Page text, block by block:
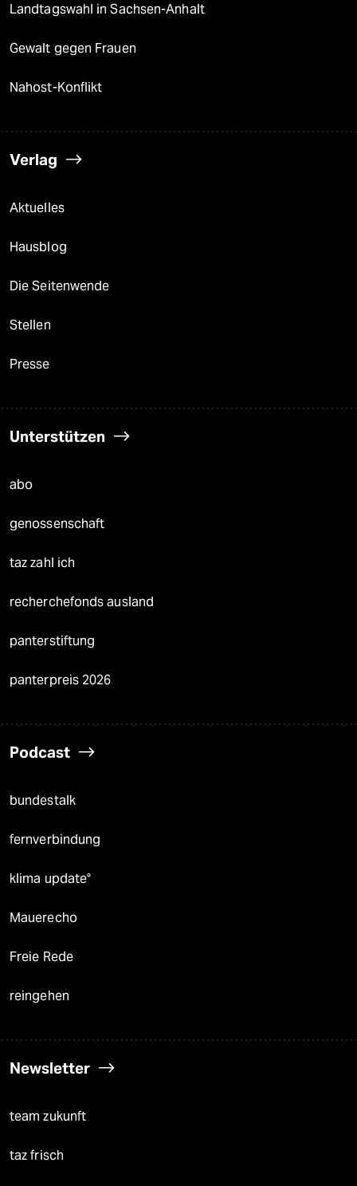
Landtagswahl in Sachsen-Anhalt
Gewalt gegen Frauen
Nahost-Konflikt
Verlag
Aktuelles
Hausblog
Die Seitenwende
Stellen
Presse
Unterstützen
abo
genossenschaft
taz zahl ich
recherchefonds ausland
panterstiftung
panterpreis 2026
Podcast
bundestalk
fernverbindung
klima update°
Mauerecho
Freie Rede
reingehen
Newsletter
team zukunft
taz frisch